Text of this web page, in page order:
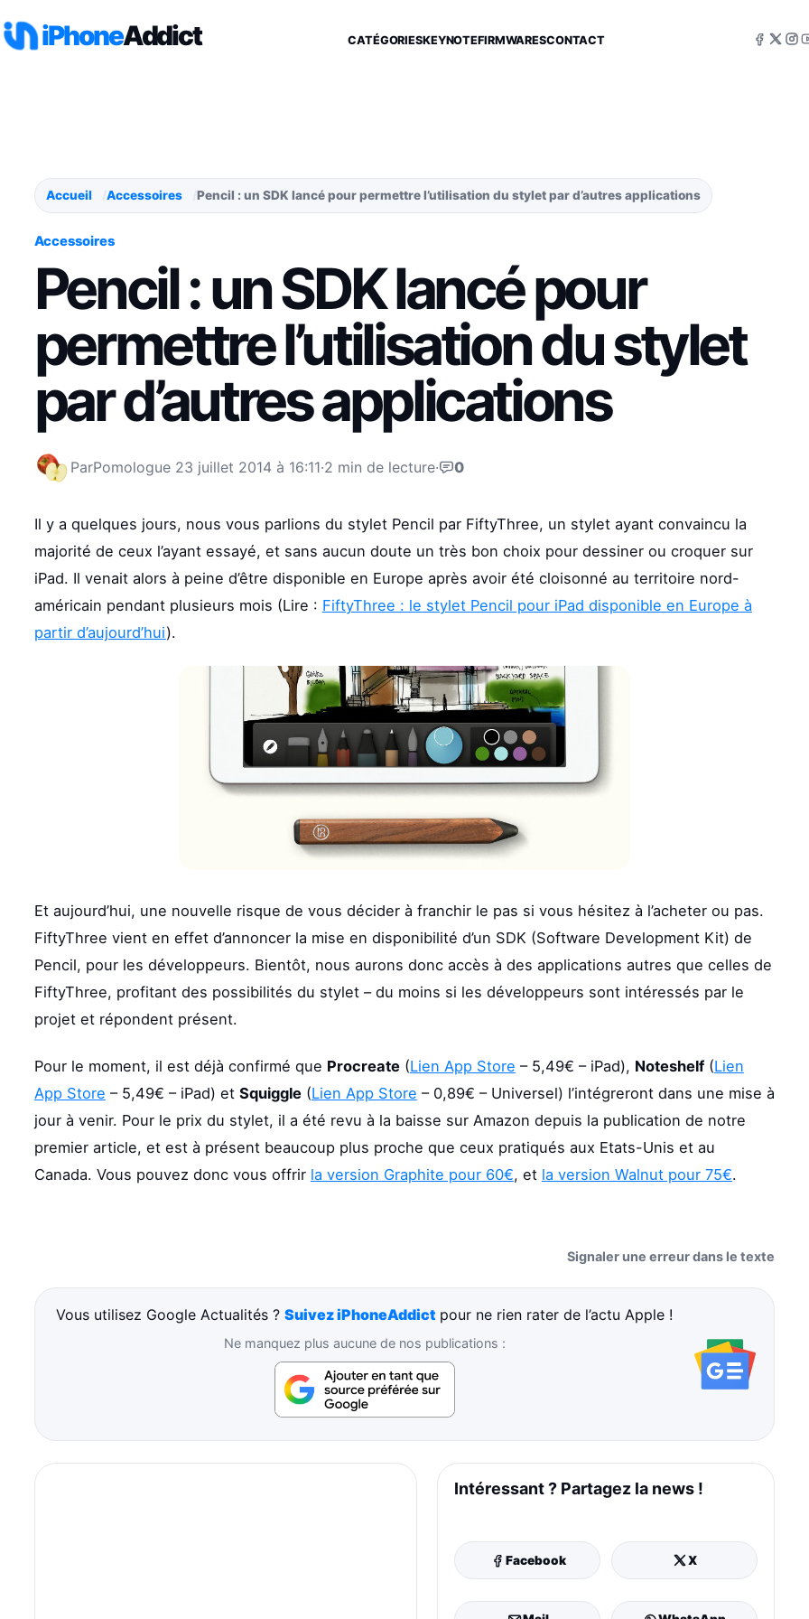
iPhoneAddict CATÉGORIESKEYNOTEFIRMWARESCONTACT
Accueil Accessoires Pencil : un SDK lancé pour permettre l’utilisation du stylet par d’autres applications
Accessoires
Pencil : un SDK lancé pour
permettre l’utilisation du stylet
par d’autres applications
ParPomologue 23 juillet 2014 à 16:11·2 min de lecture· 0
Il y a quelques jours, nous vous parlions du stylet Pencil par FiftyThree, un stylet ayant convaincu la
majorité de ceux l’ayant essayé, et sans aucun doute un très bon choix pour dessiner ou croquer sur
iPad. Il venait alors à peine d’être disponible en Europe après avoir été cloisonné au territoire nord-
américain pendant plusieurs mois (Lire : FiftyThree : le stylet Pencil pour iPad disponible en Europe à
partir d’aujourd’hui).
Et aujourd’hui, une nouvelle risque de vous décider à franchir le pas si vous hésitez à l’acheter ou pas.
FiftyThree vient en effet d’annoncer la mise en disponibilité d’un SDK (Software Development Kit) de
Pencil, pour les développeurs. Bientôt, nous aurons donc accès à des applications autres que celles de
FiftyThree, profitant des possibilités du stylet – du moins si les développeurs sont intéressés par le
projet et répondent présent.
Pour le moment, il est déjà confirmé que Procreate(Lien App Store – 5,49€ – iPad), Noteshelf(Lien
App Store – 5,49€ – iPad) et Squiggle(Lien App Store – 0,89€ – Universel) l’intégreront dans une mise à
jour à venir. Pour le prix du stylet, il a été revu à la baisse sur Amazon depuis la publication de notre
premier article, et est à présent beaucoup plus proche que ceux pratiqués aux Etats-Unis et au
Canada. Vous pouvez donc vous offrir la version Graphite pour 60€, et la version Walnut pour 75€.
Signaler une erreur dans le texte
Vous utilisez Google Actualités ?Suivez iPhoneAddict pour ne rien rater de l’actu Apple !
Ne manquez plus aucune de nos publications :
Intéressant ? Partagez la news !
Facebook X